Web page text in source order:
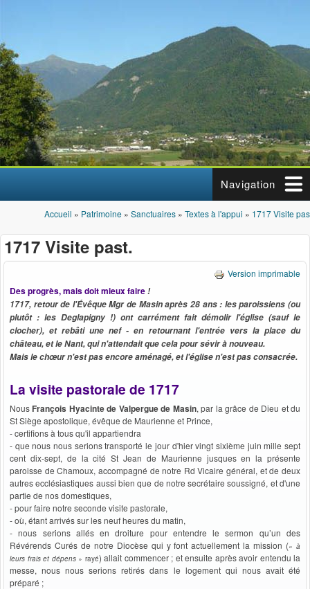
Navigation
Vous êtes ici
Accueil » Patrimoine » Sanctuaires » Textes à l'appui » 1717 Visite
1717 Visite past.
Version imprimable
Des progrès, mais doit mieux faire!
1717, retour de l'Évêque Mgr de Masin après 28 ans : les paroissiens (ou
plutôt : les Deglapigny !) ont carrément fait démolir l'église (sauf le
clocher), et rebâti une nef - en retournant l'entrée vers la place du
château, et le Nant, qui n'attendait que cela pour sévir à nouveau.
Mais le chœur n'est pas encore aménagé, et l'église n'est pas consacrée.
La visite pastorale de 1717
Nous François Hyacinte de Valpergue de Masin, par la grâce de Dieu et du
St Siège apostolique, évêque de Maurienne et Prince,
- certifions à tous qu'il appartiendra
- que nous nous serions transporté le jour d'hier vingt sixième juin mille sept
cent dix-sept, de la cité St Jean de Maurienne jusques en la présente
paroisse de Chamoux, accompagné de notre Rd Vicaire général, et de deux
autres ecclésiastiques aussi bien que de notre secrétaire soussigné, et d'une
partie de nos domestiques,
- pour faire notre seconde visite pastorale,
- où, étant arrivés sur les neuf heures du matin,
- nous serions allés en droiture pour entendre le sermon qu’un des
Révérends Curés de notre Diocèse qui y font actuellement la mission («à
leurs frais et dépens» rayé) allait commencer ; et ensuite après avoir entendu la
messe, nous nous serions retirés dans le logement qui nous avait été
préparé ;